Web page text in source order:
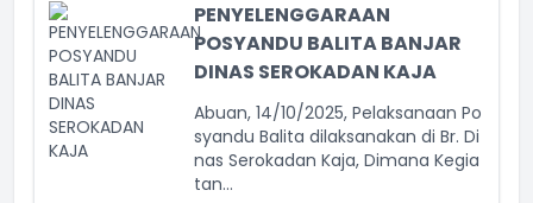
PENYELENGGARAAN
POSYANDU BALITA BANJAR
DINAS SEROKADAN KAJA
Abuan, 14/10/2025, Pelaksanaan Po
syandu Balita dilaksanakan di Br. Di
nas Serokadan Kaja, Dimana Kegia
tan...